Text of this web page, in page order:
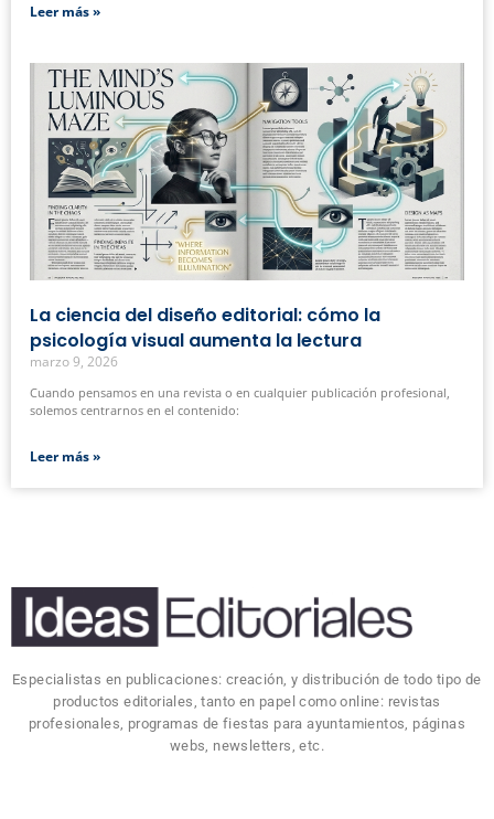
Leer más »
La ciencia del diseño editorial: cómo la
psicología visual aumenta la lectura
marzo 9, 2026
Cuando pensamos en una revista o en cualquier publicación profesional,
solemos centrarnos en el contenido:
Leer más »
Especialistas en publicaciones: creación, y distribución de todo tipo de
productos editoriales, tanto en papel como online: revistas
profesionales, programas de fiestas para ayuntamientos, páginas
webs, newsletters, etc.